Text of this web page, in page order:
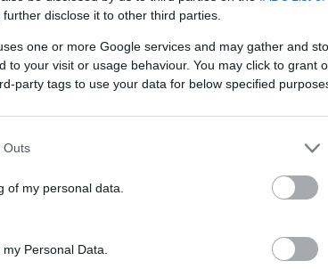
disclose it to other third parties.
one or more Google services and may gather and
to your visit or usage behaviour. You may click to grant
party tags to use your data for below specified
Outs
of my personal data.
Personal Data.
e Benevento i furti in casa
segna nemmeno le 22 di